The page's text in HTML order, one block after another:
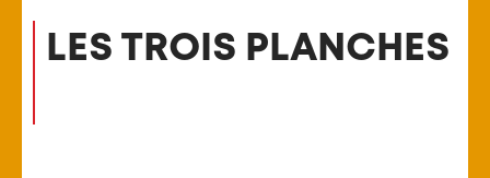
LES TROIS PLANCHES